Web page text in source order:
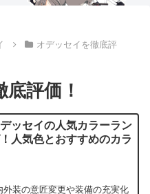
オデッセイを徹底評
評価！
ッセイの人気カラーラン
人気色とおすすめのカラ
装の意匠変更や装備の充実化